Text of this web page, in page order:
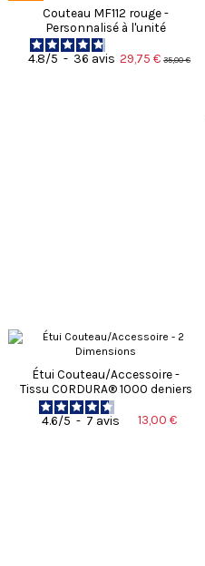
Couteau MF112 rouge -
Personnalisé à l'unité
4.8/5 - 36 avis 29,75 €35,00 €
Étui Couteau/Accessoire -
Tissu CORDURA® 1000 deniers
4.6/5 - 7 avis 13,00 €